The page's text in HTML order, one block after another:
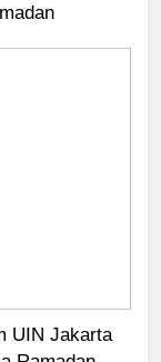
UIN Jakarta